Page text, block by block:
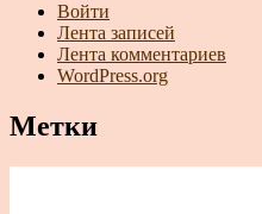
Войти
Лента записей
Лента комментариев
WordPress.org
Метки